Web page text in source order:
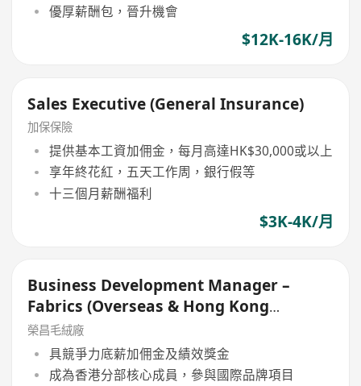
優厚薪酬包，晉升機會
$12K-16K/月
Sales Executive (General Insurance)
加保保險
提供基本工資加佣金，每月高達HK$30,000或以上
享年終花紅，五天工作周，銀行假等
十三個月薪酬福利
$3K-4K/月
Business Development Manager –
Fabrics (Overseas & Hong Kong
Markets
榮昌毛絨廠
具競爭力底薪加佣金及績效獎金
成為香港分部核心成員，參與國際品牌項目